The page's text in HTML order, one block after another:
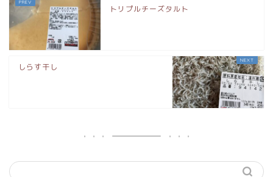
トリプルチーズタルト
しらす干し